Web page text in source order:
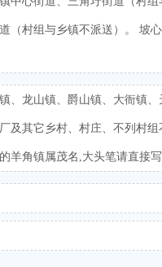
（村组与乡镇不派送）。 坡
、龙山镇、爵山镇、大衙镇
及其它乡村、村庄、不列村
羊角镇属茂名,大头笔请直接